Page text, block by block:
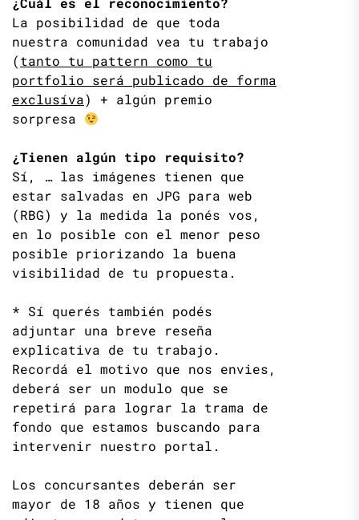
La posibilidad de que toda
nuestra comunidad vea tu trabajo
(tanto tu pattern como tu
portfolio será publicado de forma
exclusíva) + algún premio
sorpresa
¿Tienen algún tipo requisito?
Sí, … las imágenes tienen que
estar salvadas en JPG para web
(RBG) y la medida la ponés vos,
en lo posible con el menor peso
posible priorizando la buena
visibilidad de tu propuesta.
* Sí querés también podés
adjuntar una breve reseña
explicativa de tu trabajo.
Recordá el motivo que nos envies,
deberá ser un modulo que se
repetirá para lograr la trama de
fondo que estamos buscando para
intervenir nuestro portal.
Los concursantes deberán ser
mayor de 18 años y tienen que